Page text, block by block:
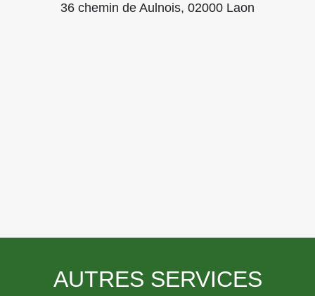
36 chemin de Aulnois, 02000 Laon
AUTRES SERVICES